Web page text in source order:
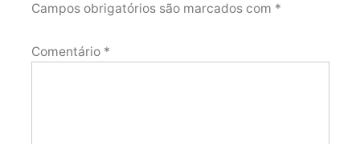
Campos obrigatórios são marcados com *
Comentário *